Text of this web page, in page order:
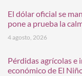
El dólar oficial se
pone a prueba la
4 agosto, 2026
Pérdidas agrícolas
económico de El